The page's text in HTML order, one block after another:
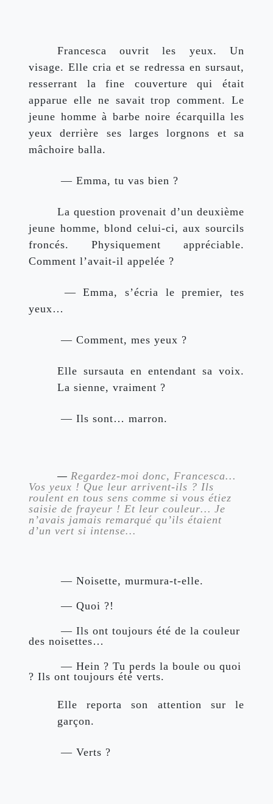
Francesca ouvrit les yeux. Un
visage. Elle cria et se redressa en sursaut,
resserrant la fine couverture qui était
apparue elle ne savait trop comment.
Le
jeune homme à barbe noire écarquilla les
yeux derrière ses larges lorgnons et sa
mâchoire balla.
— Emma, tu vas bien ?
La question provenait d’un deuxième
jeune homme, blond celui-ci, aux sourcils
froncés. Physiquement appréciable.
Comment l’avait-il appelée ?
— Emma, s’écria le premier, tes
yeux…
— Comment, mes yeux ?
Elle sursauta en entendant sa voix.
La sienne, vraiment ?
— Ils sont… marron.
— Regardez-moi donc, Francesca…
Vos yeux ! Que leur arrivent-ils ? Ils
roulent en tous sens comme si vous étiez
saisie de frayeur ! Et leur couleur… Je
n’avais jamais remarqué qu’ils étaient
d’un vert si intense…
— Noisette, murmura-t-elle.
— Quoi ?!
— Ils ont toujours été de la couleur
des noisettes…
— Hein ? Tu perds la boule ou quoi
? Ils ont toujours été verts.
Elle reporta son attention sur le
garçon.
— Verts ?